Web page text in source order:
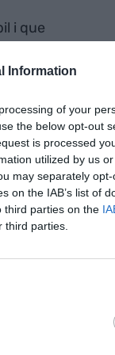
Information
of your
the below opt-out
is processed
utilized by us
may separately
on the IAB’s list of
third parties on the
parties.
i que
delegat
Chang-
Nick
delegat
de
de 200
Cisco